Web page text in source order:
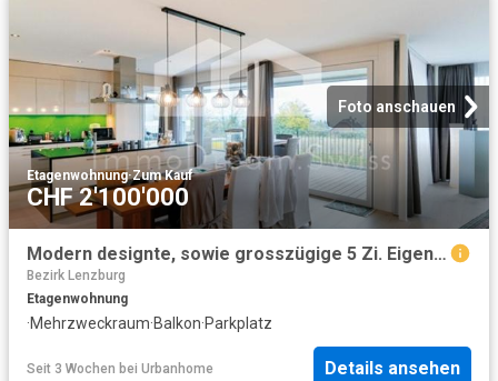
Foto anschauen
Etagenwohnung·Zum Kauf
CHF 2'100'000
Modern designte, sowie grosszügige 5 Zi. Eigentumswohnung 2 FMH
Bezirk Lenzburg
Etagenwohnung
·Mehrzweckraum·Balkon·Parkplatz
Seit 3 Wochen bei Urbanhome Details ansehen